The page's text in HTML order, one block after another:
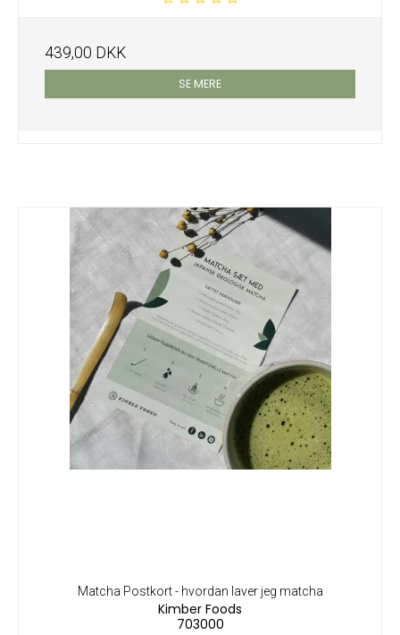
439,00 DKK
SE MERE
Matcha Postkort - hvordan laver jeg matcha
Kimber Foods
703000